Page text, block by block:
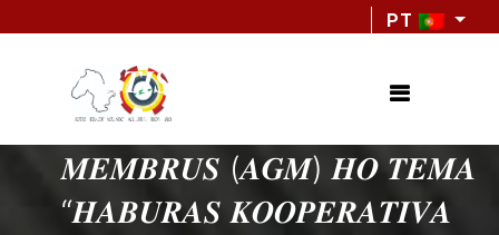
PT
𝑷𝑨𝑹𝑻𝑰𝑺𝑰𝑷𝑨 𝑰𝑯𝑨
𝑨𝑺𝑺𝑬𝑴𝑩𝑳𝑬𝑰𝑨 𝑮𝑬𝑹𝑨𝑳
𝑴𝑬𝑴𝑩𝑹𝑼𝑺 (𝑨𝑮𝑴) 𝑯𝑶 𝑻𝑬𝑴𝑨
“𝑯𝑨𝑩𝑼𝑹𝑨𝑺 𝑲𝑶𝑶𝑷𝑬𝑹𝑨𝑻𝑰𝑽𝑨